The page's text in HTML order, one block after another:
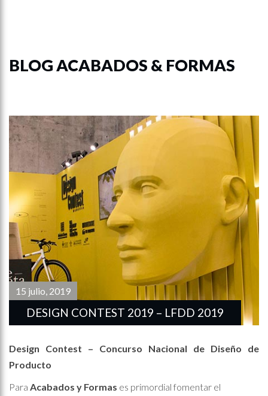
BLOG ACABADOS & FORMAS
15 julio, 2019
DESIGN CONTEST 2019 – LFDD 2019
Design Contest
– Concurso Nacional de Diseño de
Producto
Para Acabados y Formas es primordial fomentar el